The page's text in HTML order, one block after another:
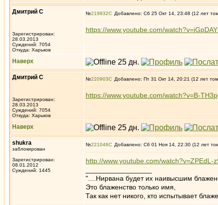
Дмитрий С
Зарегистрирован:
28.03.2013
Суждений: 7054
Откуда: Харьков
№219932 Добавлено: Сб 25 Окт 14, 23:48 (12 лет
https://www.youtube.com/
Наверх
Дмитрий С
Зарегистрирован:
28.03.2013
Суждений: 7054
Откуда: Харьков
№220903 Добавлено: Пт 31 Окт 14, 20:21 (12 лет
https://www.youtube.com/watch?v=B-
Наверх
shukra
заблокирован
Зарегистрирован:
08.01.2012
Суждений: 1445
№221046 Добавлено: Сб 01 Ноя 14, 22:30 (12 лет
http://www.youtube.com/watch?v=ZPEdL-
"....Нирвана будет их наивысшим
Это блаженство только имя,
Так как нет никого, кто испытывает